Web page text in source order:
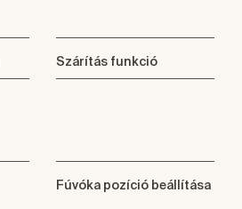
Szárítás funkció
Fúvóka pozíció beállítása